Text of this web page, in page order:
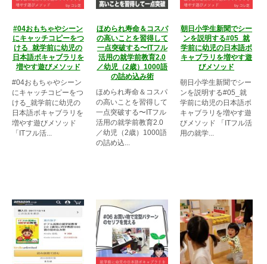
#04おもちゃやシーン
にキャッチコピーをつ
ける_就学前に幼児の
日本語ボキャブラリを
増やす遊びメソッド
#04おもちゃやシーン
にキャッチコピーをつ
ける_就学前に幼児の
日本語ボキャブラリを
増やす遊びメソッド
「ITフル活...
ほめられ寿命＆コスパ
の高いことを習得して
一点突破する〜ITフル
活用の就学前教育2.0
／幼児（2歳）1000語
の詰め込み術
ほめられ寿命＆コスパ
の高いことを習得して
一点突破する〜ITフル
活用の就学前教育2.0
／幼児（2歳）1000語
の詰め込...
朝日小学生新聞でシー
ンを説明する#05_就
学前に幼児の日本語ボ
キャブラリを増やす遊
びメソッド
朝日小学生新聞でシー
ンを説明する#05_就
学前に幼児の日本語ボ
キャブラリを増やす遊
びメソッド 「ITフル活
用の就学...